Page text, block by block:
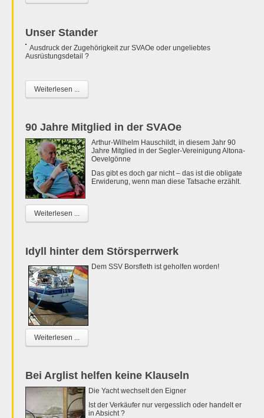
Unser Stander
Ausdruck der Zugehörigkeit zur SVAOe oder ungeliebtes
Ausrüstungsdetail ?
Weiterlesen ...
90 Jahre Mitglied in der SVAOe
Arthur-Wilhelm Hauschildt, in diesem Jahr 90
Jahre Mitglied in der Segler-Vereinigung Altona-
Oevelgönne
Das gibt es doch gar nicht – das ist die obligate
Erwiderung, wenn man diese Tatsache erzählt.
Weiterlesen ...
Idyll hinter dem Störsperrwerk
Dem SSV Borsfleth ist geholfen worden!
Weiterlesen ...
Bei Arglist helfen keine Klauseln
Die Yacht wechselt den Eigner
Ist der Verkäufer nur vergesslich oder handelt er
in Absicht ?